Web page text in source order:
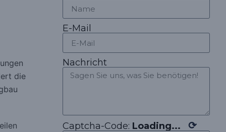
die
E-Mail
Nachricht
Captcha-Code: Loading... ⟳